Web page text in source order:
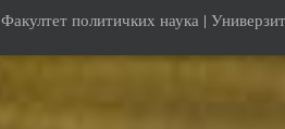
Факултет политичких наука |